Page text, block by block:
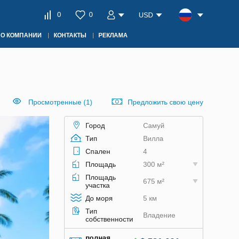
0 0 USD
О КОМПАНИИ КОНТАКТЫ РЕКЛАМА
Просмотренные (1) Предложить свою цену
Город
Самуй
Тип
Вилла
Спален
4
Площадь
300 м²
Площадь
участка
675 м²
До моря
5 км
Тип
собственности
Владение